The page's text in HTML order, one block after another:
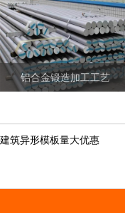
铝合金锻造加工工艺
建筑异形模板量大优惠